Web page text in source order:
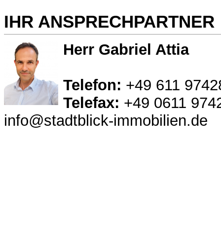
IHR ANSPRECHPARTNER
Herr Gabriel Attia
Telefon: +49 611
Telefax: +49 0611
info@stadtblick-immobilien.de